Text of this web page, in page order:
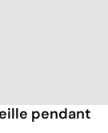
pendant